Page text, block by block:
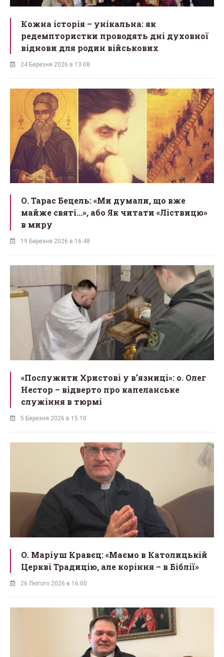
Кожна історія – унікальна: як
редемптористки проводять дні духовної
віднови для родин військових
24 Березня 2026 в 13:08
О. Тарас Бецель: «Ми думали, що вже
майже святі...», або Як читати «Ліствицю»
в миру
19 Березня 2026 в 16:48
«Послужити Христові у вʼязниці»: о. Олег
Нестор – відверто про капеланське
служіння в тюрмі
5 Березня 2026 в 15:10
О. Маріуш Кравєц: «Маємо в Католицькій
Церкві Традицію, але коріння – в Біблії»
26 Лютого 2026 в 16:00